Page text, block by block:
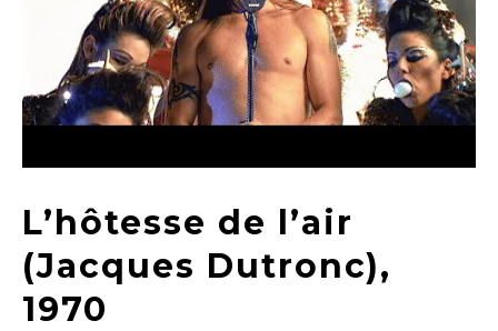
L’hôtesse de l’air
(Jacques Dutronc),
1970